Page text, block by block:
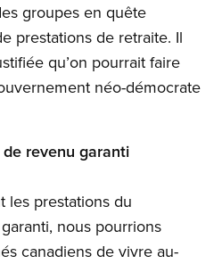
groupes en quête
prestations de retraite. Il
qu’on pourrait faire
néo-démocrate
revenu garanti
les prestations du
nous pourrions
canadiens de vivre au-